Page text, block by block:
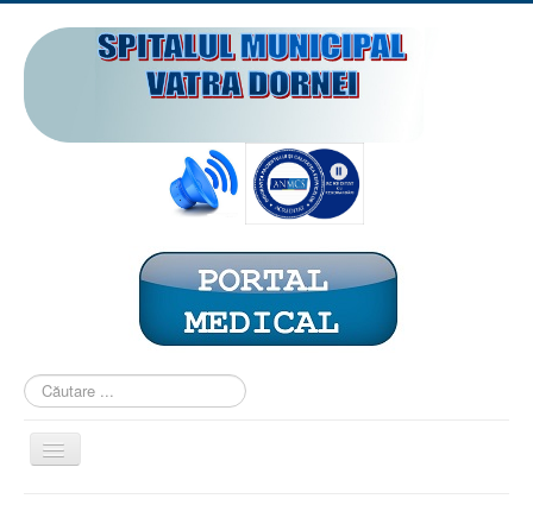
Căutare
...
Comută
navigarea